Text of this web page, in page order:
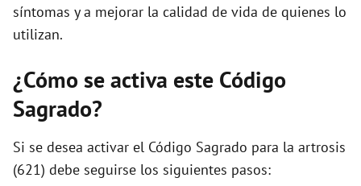
síntomas y a mejorar la calidad de vida de quienes lo
utilizan.
¿Cómo se activa este Código
Sagrado?
Si se desea activar el Código Sagrado para la artrosis
(621) debe seguirse los siguientes pasos: